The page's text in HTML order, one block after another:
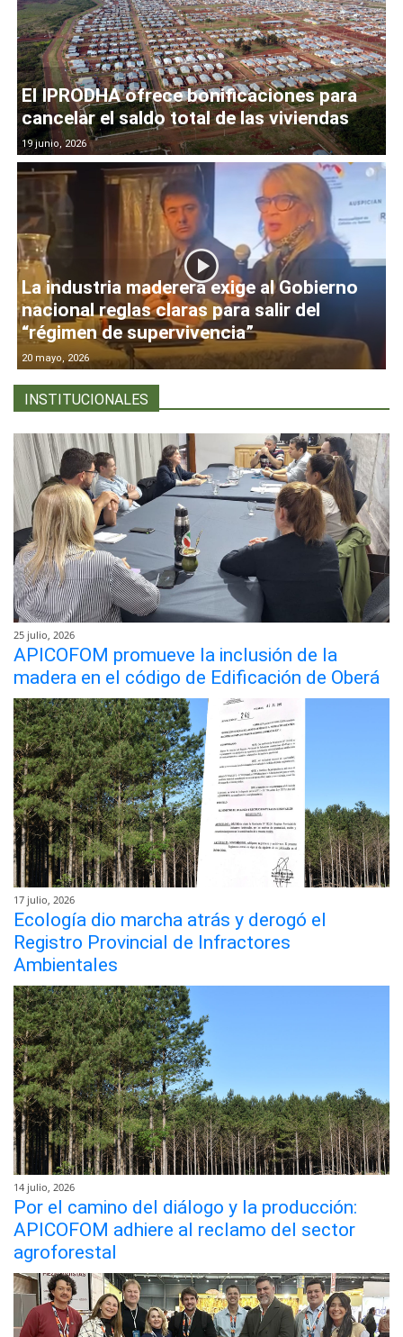
El IPRODHA ofrece bonificaciones para
cancelar el saldo total de las viviendas
19 junio, 2026
La industria maderera exige al Gobierno
nacional reglas claras para salir del
“régimen de supervivencia”
20 mayo, 2026
INSTITUCIONALES
25 julio, 2026
APICOFOM promueve la inclusión de la
madera en el código de Edificación de Oberá
17 julio, 2026
Ecología dio marcha atrás y derogó el
Registro Provincial de Infractores
Ambientales
14 julio, 2026
Por el camino del diálogo y la producción:
APICOFOM adhiere al reclamo del sector
agroforestal